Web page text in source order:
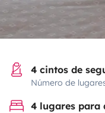
4 cintos de
Número de
4 lugares para